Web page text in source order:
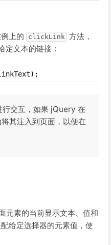
上的 clickLink 方法，
定文本的链接：
交互，如果 jQuery 在
其注入到页面，以便在
元素的当前显示文本、值和
给定选择器的元素值，使